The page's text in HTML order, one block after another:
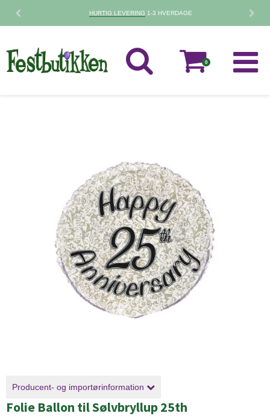
30 DAGESFORTRYDELSESRET
0
Producent- og importørinformation
Folie Ballon til Sølvbryllup 25th